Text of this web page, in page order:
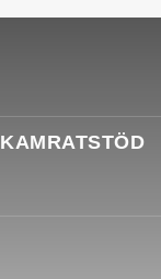
KAMRATSTÖD